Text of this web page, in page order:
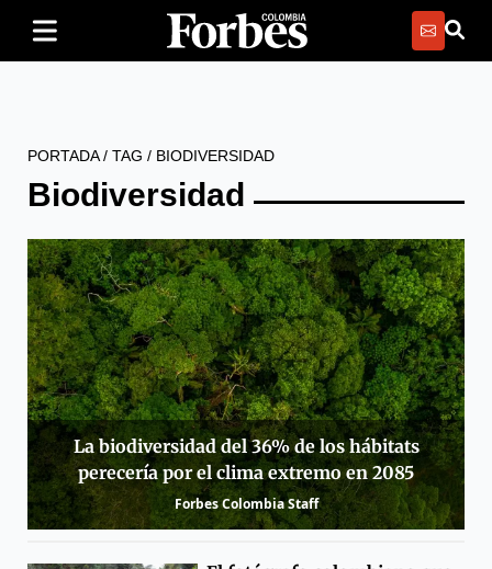
PORTADA/ TAG / BIODIVERSIDAD
Biodiversidad
La biodiversidad del 36% de los hábitats
perecería por el clima extremo en 2085
Forbes Colombia Staff